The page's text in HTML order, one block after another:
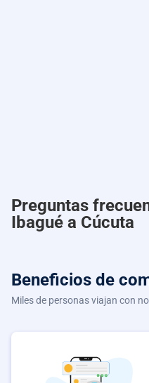
Preguntas
Ibagué a Cúcuta
Beneficios de
Miles de personas viajan con